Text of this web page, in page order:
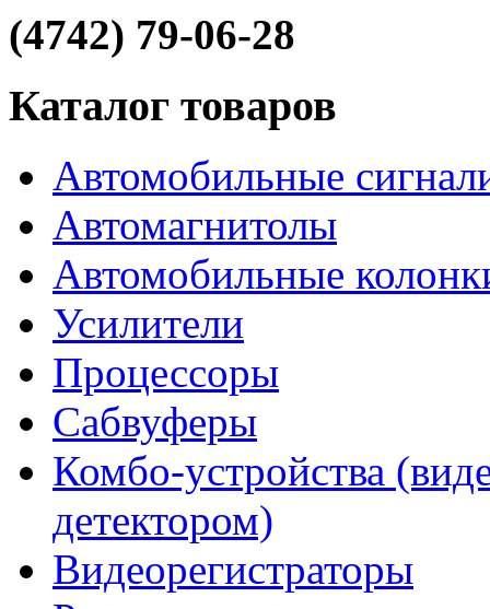
(4742) 79-06-28
Каталог товаров
Автомобильные
Автомагнитолы
Автомобильные
Усилители
Процессоры
Сабвуферы
Комбо-устройства
детектором)
Видеорегистраторы